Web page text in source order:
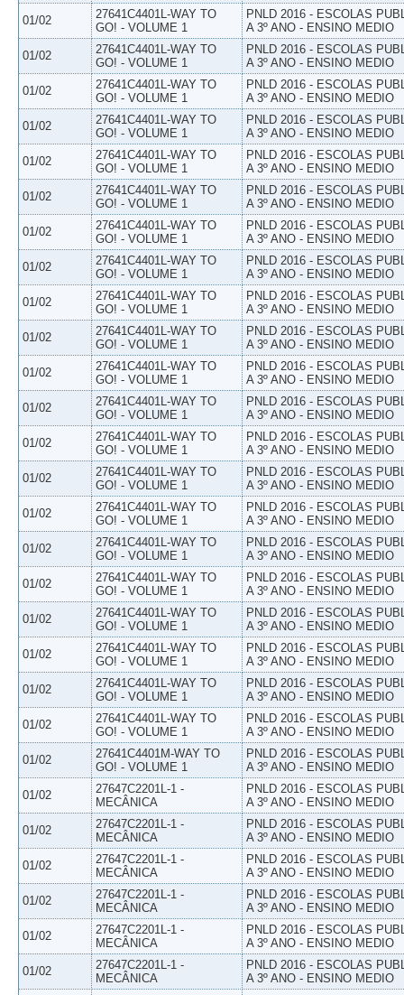
01/02
27641C4401L-WAY TO
GO! - VOLUME 1
PNLD 2016 - ESCOLAS
A 3º ANO - ENSINO MEDIO
01/02
27641C4401L-WAY TO
GO! - VOLUME 1
PNLD 2016 - ESCOLAS
A 3º ANO - ENSINO MEDIO
01/02
27641C4401L-WAY TO
GO! - VOLUME 1
PNLD 2016 - ESCOLAS
A 3º ANO - ENSINO MEDIO
01/02
27641C4401L-WAY TO
GO! - VOLUME 1
PNLD 2016 - ESCOLAS
A 3º ANO - ENSINO MEDIO
01/02
27641C4401L-WAY TO
GO! - VOLUME 1
PNLD 2016 - ESCOLAS
A 3º ANO - ENSINO MEDIO
01/02
27641C4401L-WAY TO
GO! - VOLUME 1
PNLD 2016 - ESCOLAS
A 3º ANO - ENSINO MEDIO
01/02
27641C4401L-WAY TO
GO! - VOLUME 1
PNLD 2016 - ESCOLAS
A 3º ANO - ENSINO MEDIO
01/02
27641C4401L-WAY TO
GO! - VOLUME 1
PNLD 2016 - ESCOLAS
A 3º ANO - ENSINO MEDIO
01/02
27641C4401L-WAY TO
GO! - VOLUME 1
PNLD 2016 - ESCOLAS
A 3º ANO - ENSINO MEDIO
01/02
27641C4401L-WAY TO
GO! - VOLUME 1
PNLD 2016 - ESCOLAS
A 3º ANO - ENSINO MEDIO
01/02
27641C4401L-WAY TO
GO! - VOLUME 1
PNLD 2016 - ESCOLAS
A 3º ANO - ENSINO MEDIO
01/02
27641C4401L-WAY TO
GO! - VOLUME 1
PNLD 2016 - ESCOLAS
A 3º ANO - ENSINO MEDIO
01/02
27641C4401L-WAY TO
GO! - VOLUME 1
PNLD 2016 - ESCOLAS
A 3º ANO - ENSINO MEDIO
01/02
27641C4401L-WAY TO
GO! - VOLUME 1
PNLD 2016 - ESCOLAS
A 3º ANO - ENSINO MEDIO
01/02
27641C4401L-WAY TO
GO! - VOLUME 1
PNLD 2016 - ESCOLAS
A 3º ANO - ENSINO MEDIO
01/02
27641C4401L-WAY TO
GO! - VOLUME 1
PNLD 2016 - ESCOLAS
A 3º ANO - ENSINO MEDIO
01/02
27641C4401L-WAY TO
GO! - VOLUME 1
PNLD 2016 - ESCOLAS
A 3º ANO - ENSINO MEDIO
01/02
27641C4401L-WAY TO
GO! - VOLUME 1
PNLD 2016 - ESCOLAS
A 3º ANO - ENSINO MEDIO
01/02
27641C4401L-WAY TO
GO! - VOLUME 1
PNLD 2016 - ESCOLAS
A 3º ANO - ENSINO MEDIO
01/02
27641C4401L-WAY TO
GO! - VOLUME 1
PNLD 2016 - ESCOLAS
A 3º ANO - ENSINO MEDIO
01/02
27641C4401L-WAY TO
GO! - VOLUME 1
PNLD 2016 - ESCOLAS
A 3º ANO - ENSINO MEDIO
01/02
27641C4401M-WAY TO
GO! - VOLUME 1
PNLD 2016 - ESCOLAS
A 3º ANO - ENSINO MEDIO
01/02
27647C2201L-1 -
MECÂNICA
PNLD 2016 - ESCOLAS
A 3º ANO - ENSINO MEDIO
01/02
27647C2201L-1 -
MECÂNICA
PNLD 2016 - ESCOLAS
A 3º ANO - ENSINO MEDIO
01/02
27647C2201L-1 -
MECÂNICA
PNLD 2016 - ESCOLAS
A 3º ANO - ENSINO MEDIO
01/02
27647C2201L-1 -
MECÂNICA
PNLD 2016 - ESCOLAS
A 3º ANO - ENSINO MEDIO
01/02
27647C2201L-1 -
MECÂNICA
PNLD 2016 - ESCOLAS
A 3º ANO - ENSINO MEDIO
01/02
27647C2201L-1 -
MECÂNICA
PNLD 2016 - ESCOLAS
A 3º ANO - ENSINO MEDIO